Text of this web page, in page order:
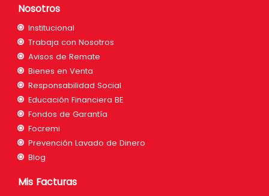
Nosotros
Institucional
Trabaja con Nosotros
Avisos de Remate
Bienes en Venta
Responsabilidad Social
Educación Financiera BE
Fondos de Garantía
Focremi
Prevención Lavado de Dinero
Blog
Mis Facturas